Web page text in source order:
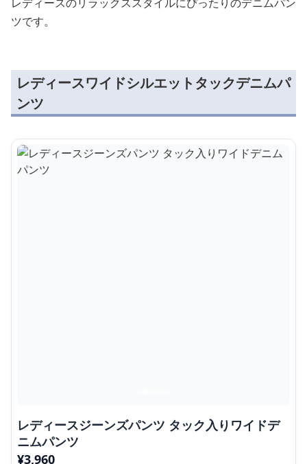
ツです。
レディースワイドシルエットタックデニムパ
ンツ
レディースジーンズパンツ タック入りワイドデ
ニムパンツ
¥3,960